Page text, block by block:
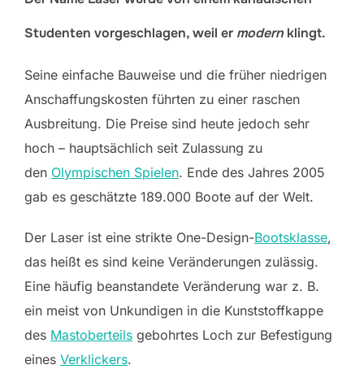
Studenten vorgeschlagen, weil er modern klingt.
Seine einfache Bauweise und die früher niedrigen
Anschaffungskosten führten zu einer raschen
Ausbreitung. Die Preise sind heute jedoch sehr
hoch – hauptsächlich seit Zulassung zu
den Olympischen Spielen. Ende des Jahres 2005
gab es geschätzte 189.000 Boote auf der Welt.
Der Laser ist eine strikte One-Design-Bootsklasse,
das heißt es sind keine Veränderungen zulässig.
Eine häufig beanstandete Veränderung war z. B.
ein meist von Unkundigen in die Kunststoffkappe
des Mastoberteils gebohrtes Loch zur Befestigung
eines Verklickers.